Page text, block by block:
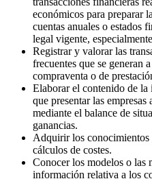
económicos para preparar
cuentas anuales o estados
legal vigente,
Registrar y valorar las
frecuentes que se generan
compraventa o de
Elaborar el contenido de
que presentar las
mediante el balance de
ganancias.
Adquirir los conocimientos
cálculos de costes.
Conocer los modelos o las
información relativa a los